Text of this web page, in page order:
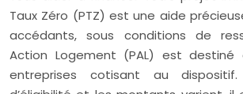
Taux Zéro (PTZ) est une aide
accédants, sous conditions de
Action Logement (PAL) est destiné
entreprises cotisant au